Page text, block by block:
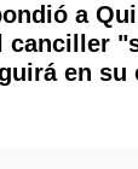
a
canciller
en su